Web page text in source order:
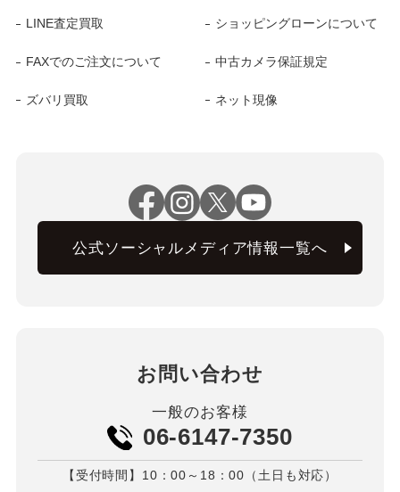
LINE査定買取 ショッピングローンについて
FAXでのご注文について 中古カメラ保証規定
ズバリ買取 ネット現像
公式ソーシャルメディア情報一覧へ
お問い合わせ
一般のお客様
06-6147-7350
【受付時間】10：00～18：00（土日も対応）